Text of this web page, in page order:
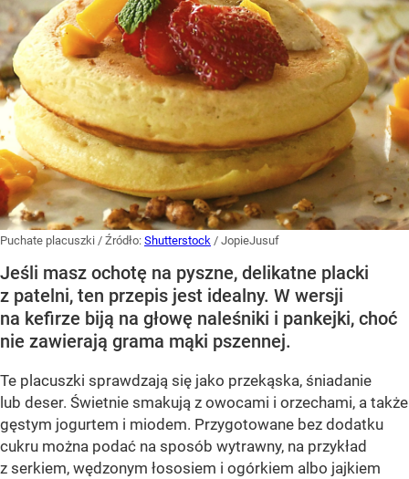
Puchate placuszki / Źródło: Shutterstock / JopieJusuf
Jeśli masz ochotę na pyszne, delikatne placki
z patelni, ten przepis jest idealny. W wersji
na kefirze biją na głowę naleśniki i pankejki, choć
nie zawierają grama mąki pszennej.
Te placuszki sprawdzają się jako przekąska, śniadanie
lub deser. Świetnie smakują z owocami i orzechami, a także
gęstym jogurtem i miodem. Przygotowane bez dodatku
cukru można podać na sposób wytrawny, na przykład
z serkiem, wędzonym łososiem i ogórkiem albo jajkiem